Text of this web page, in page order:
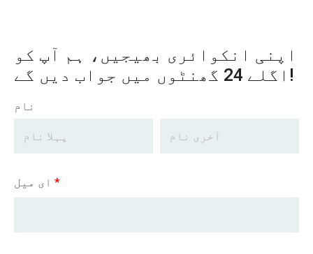
اپنی انکوائری بھیجیں، ہم آپ کو
اگلے 24 گھنٹوں میں جواب دیں گے!
نام
*